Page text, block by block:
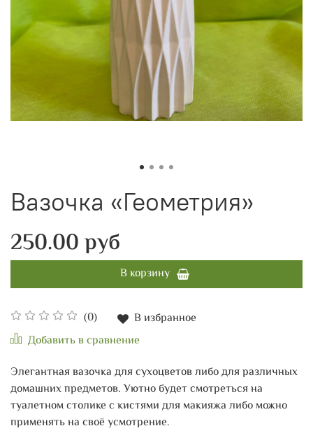
Вазочка «Геометрия»
(0)
В избранное
Добавить в сравнение
250.00 руб
В корзину
Элегантная вазочка для сухоцветов либо для различных
домашних предметов. Уютно будет смотреться на
туалетном столике с кистями для макияжа либо можно
применять на своё усмотрение.